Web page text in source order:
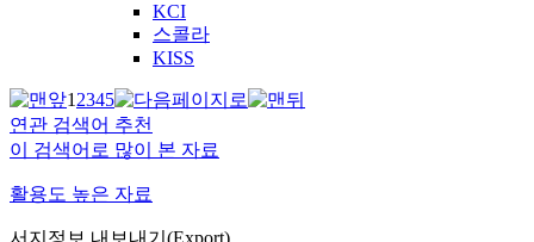
KCI
스콜라
KISS
12345
연관 검색어 추천
이 검색어로 많이 본 자료
활용도 높은 자료